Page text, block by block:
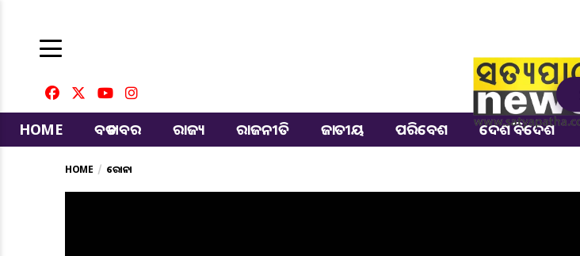
HOME
ବଡ ଖବର ରାଜ୍ୟ ରାଜନୀତି ଜାତୀୟ ପରିବେଶ ଦେଶ ବିଦେଶ
HOME କରୋନା